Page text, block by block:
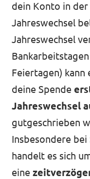
dein Konto in
Jahreswechsel
Jahreswechsel
Feiertagen) kann
deine Spende
Jahreswechsel
gutgeschrieben
Insbesondere bei
handelt es sich
eine